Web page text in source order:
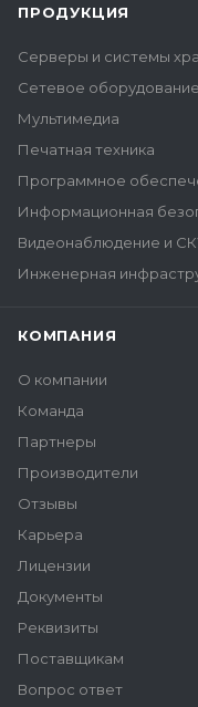
ПРОДУКЦИЯ
Серверы и системы
Сетевое оборудование
Мультимедиа
Печатная техника
Программное
Информационная
Видеонаблюдение и
Инженерная
КОМПАНИЯ
О компании
Команда
Партнеры
Производители
Отзывы
Карьера
Лицензии
Документы
Реквизиты
Поставщикам
Вопрос ответ